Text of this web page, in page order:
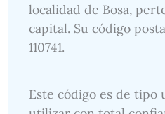
localidad de Bosa,
capital. Su código
110741.
Este código es de tipo